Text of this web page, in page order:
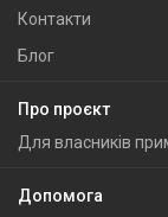
Контакти
Блог
Про проєкт
Для власників
Допомога